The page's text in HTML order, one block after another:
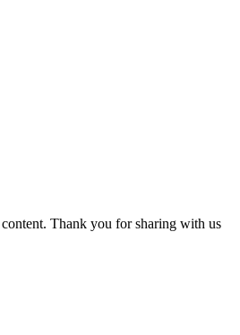
Thank you for sharing with us